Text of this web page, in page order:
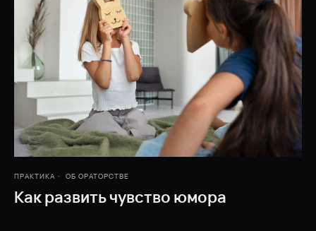
ПРАКТИКА ОБ ОРАТОРСТВЕ
Как развить чувство юмора